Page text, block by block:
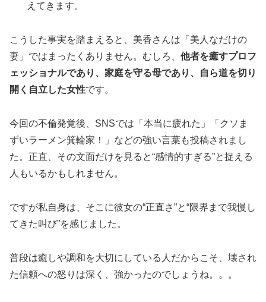
えてきます。
こうした事実を踏まえると、美香さんは「美人なだけの
妻」ではまったくありません。むしろ、 他者を癒すプロフ
ェッショナルであり、家庭を守る母であり、自ら道を切り
開く自立した女性です。
今回の不倫発覚後、SNSでは「本当に疲れた」「クソま
ずいラーメン箕輪家！」などの強い言葉も投稿されまし
た。正直、その文面だけを見ると“感情的すぎる”と捉える
人もいるかもしれません。
ですが私自身は、そこに彼女の“正直さ”と“限界まで我慢し
てきた叫び”を感じました。
普段は癒しや調和を大切にしている人だからこそ、壊され
た信頼への怒りは深く、強かったのでしょうね。。。